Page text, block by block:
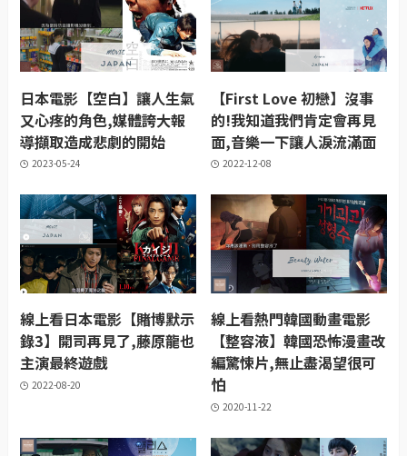
日本電影【空白】讓人生氣
又心疼的角色,媒體誇大報
導擷取造成悲劇的開始
2023-05-24
【First Love 初戀】沒事
的!我知道我們肯定會再見
面,音樂一下讓人淚流滿面
2022-12-08
線上看日本電影【賭博默示
錄3】開司再見了,藤原龍也
主演最終遊戲
2022-08-20
線上看熱門韓國動畫電影
【整容液】韓國恐怖漫畫改
編驚悚片,無止盡渴望很可
怕
2020-11-22